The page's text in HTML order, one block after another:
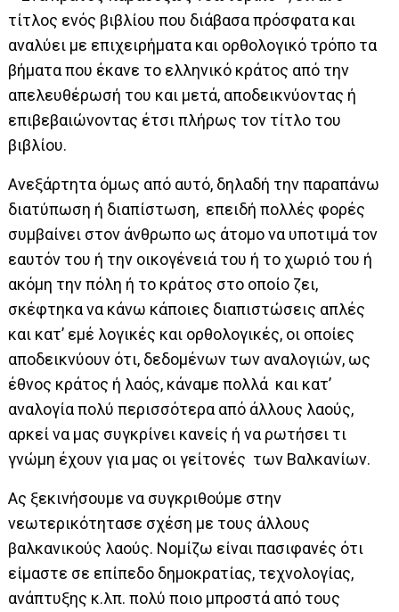
τίτλος ενός βιβλίου που διάβασα πρόσφατα και
αναλύει με επιχειρήματα και ορθολογικό τρόπο τα
βήματα που έκανε το ελληνικό κράτος από την
απελευθέρωσή του και μετά, αποδεικνύοντας ή
επιβεβαιώνοντας έτσι πλήρως τον τίτλο του
βιβλίου.
Ανεξάρτητα όμως από αυτό, δηλαδή την παραπάνω
διατύπωση ή διαπίστωση, επειδή πολλές φορές
συμβαίνει στον άνθρωπο ως άτομο να υποτιμά τον
εαυτόν του ή την οικογένειά του ή το χωριό του ή
ακόμη την πόλη ή το κράτος στο οποίο ζει,
σκέφτηκα να κάνω κάποιες διαπιστώσεις απλές
και κατ’ εμέ λογικές και ορθολογικές, οι οποίες
αποδεικνύουν ότι, δεδομένων των αναλογιών, ως
έθνος κράτος ή λαός, κάναμε πολλά και κατ’
αναλογία πολύ περισσότερα από άλλους λαούς,
αρκεί να μας συγκρίνει κανείς ή να ρωτήσει τι
γνώμη έχουν για μας οι γείτονές των Βαλκανίων.
Ας ξεκινήσουμε να συγκριθούμε στην
νεωτερικότητασε σχέση με τους άλλους
βαλκανικούς λαούς. Νομίζω είναι πασιφανές ότι
είμαστε σε επίπεδο δημοκρατίας, τεχνολογίας,
ανάπτυξης κ.λπ. πολύ ποιο μπροστά από τους